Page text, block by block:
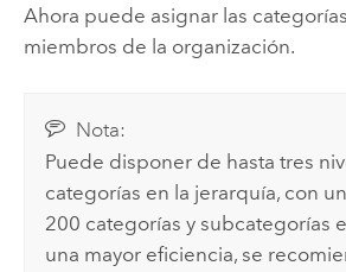
Ahora puede asignar las
miembros de la organización.
Nota:
Puede disponer de hasta tres
categorías en la jerarquía, con
200 categorías y subcategorías
una mayor eficiencia, se